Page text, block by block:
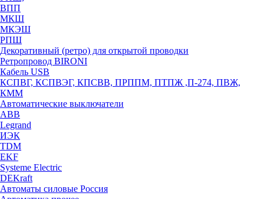
ВПП
МКШ
МКЭШ
РПШ
Декоративный (ретро) для открытой проводки
Ретропровод BIRONI
Кабель USB
КСПВГ, КСПВЭГ, КПСВВ, ПРППМ, ПТПЖ ,П-274, ПВЖ,
КММ
Автоматические выключатели
ABB
Legrand
ИЭК
TDM
EKF
Systeme Electric
DEKraft
Автоматы силовые Россия